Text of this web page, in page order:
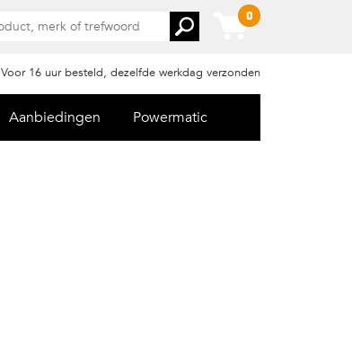
0
Voor 16 uur besteld, dezelfde werkdag verzonden
Aanbiedingen Powermatic